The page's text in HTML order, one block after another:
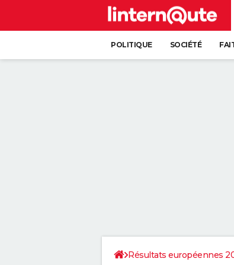
POLITIQUE SOCIÉTÉ
Résultats européennes